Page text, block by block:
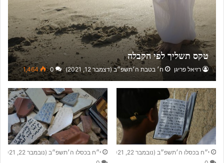
טקס תשליך לפי הקבלה
רזיאל פריגן ח׳ בטבת ה׳תשפ״ב (דצמבר 12, 2021) 0
1,464
י״ח בכסלו ה׳תשפ״ב (נובמבר 22, 2021)
י״ח בכסלו ה׳תשפ״ב (נובמבר 22, 2021)